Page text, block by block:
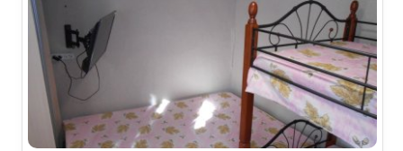
Вход на сайт
Войти илиЗарегистрироваться